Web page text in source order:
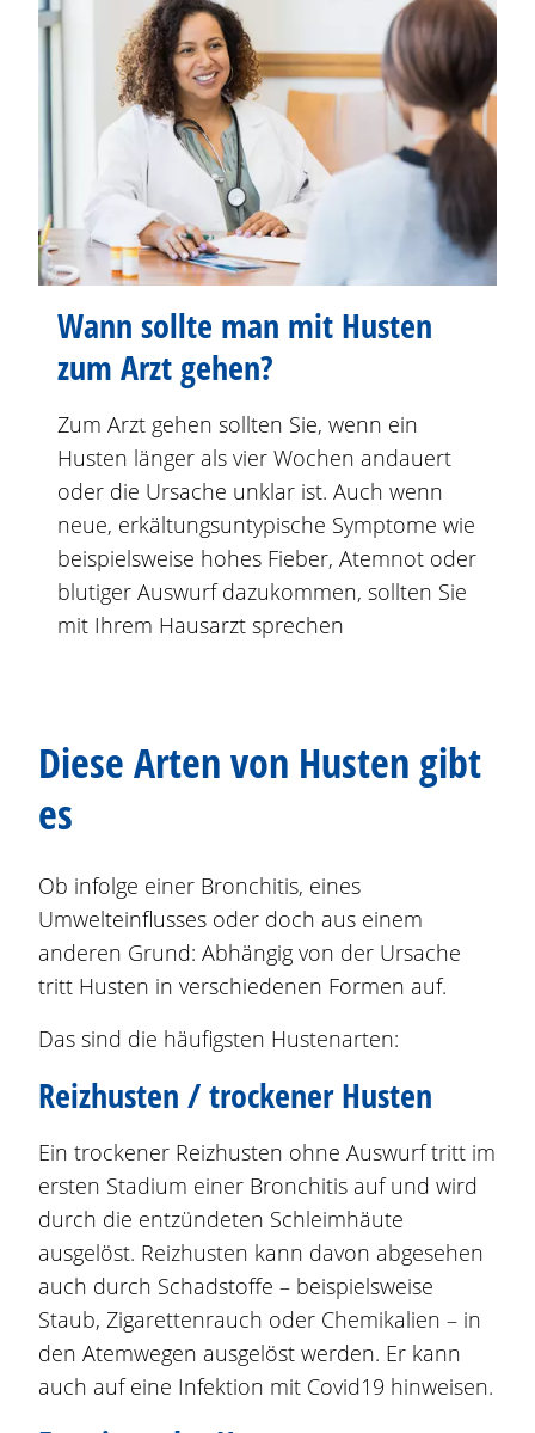
Wann sollte man mit Husten
zum Arzt gehen?
Zum Arzt gehen sollten Sie, wenn ein
Husten länger als vier Wochen andauert
oder die Ursache unklar ist. Auch wenn
neue, erkältungsuntypische Symptome wie
beispielsweise hohes Fieber, Atemnot oder
blutiger Auswurf dazukommen, sollten Sie
mit Ihrem Hausarzt sprechen
Diese Arten von Husten gibt
es
Ob infolge einer Bronchitis, eines
Umwelteinflusses oder doch aus einem
anderen Grund: Abhängig von der Ursache
tritt Husten in verschiedenen Formen auf.
Das sind die häufigsten Hustenarten:
Reizhusten / trockener Husten
Ein trockener Reizhusten ohne Auswurf tritt im
ersten Stadium einer Bronchitis auf und wird
durch die entzündeten Schleimhäute
ausgelöst. Reizhusten kann davon abgesehen
auch durch Schadstoffe – beispielsweise
Staub, Zigarettenrauch oder Chemikalien – in
den Atemwegen ausgelöst werden. Er kann
auch auf eine Infektion mit Covid19 hinweisen.